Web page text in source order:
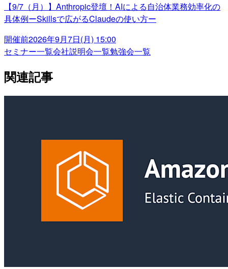
【9/7（月）】Anthropic登壇！AIによる自治体業務効率化の
具体例ーSkillsで広がるClaudeの使い方ー
開催前2026年9月7日(月) 15:00
セミナー一覧会社説明会一覧勉強会一覧
関連記事